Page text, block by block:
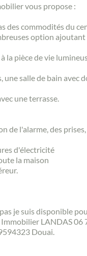
vous propose :
des commodités du
option
la pièce de vie
salle de bain avec
une terrasse.
de l'alarme, des
d'électricité
la maison
je suis disponible
LANDAS 06
Douai.